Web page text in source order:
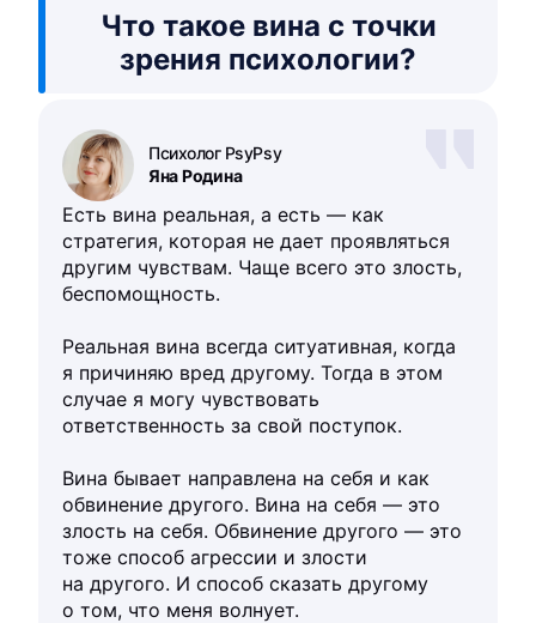
Что такое вина с точки
зрения психологии?
Яна Родина
Психолог PsyPsy
Есть вина реальная, а есть — как
стратегия, которая не дает проявляться
другим чувствам. Чаще всего это злость,
беспомощность.
Реальная вина всегда ситуативная, когда
я причиняю вред другому. Тогда в этом
случае я могу чувствовать
ответственность за свой поступок.
Вина бывает направлена на себя и как
обвинение другого. Вина на себя — это
злость на себя. Обвинение другого — это
тоже способ агрессии и злости
на другого. И способ сказать другому
о том, что меня волнует.